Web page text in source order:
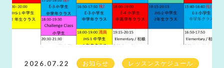
2026.07.22 お知らせ レッスンスケジュール